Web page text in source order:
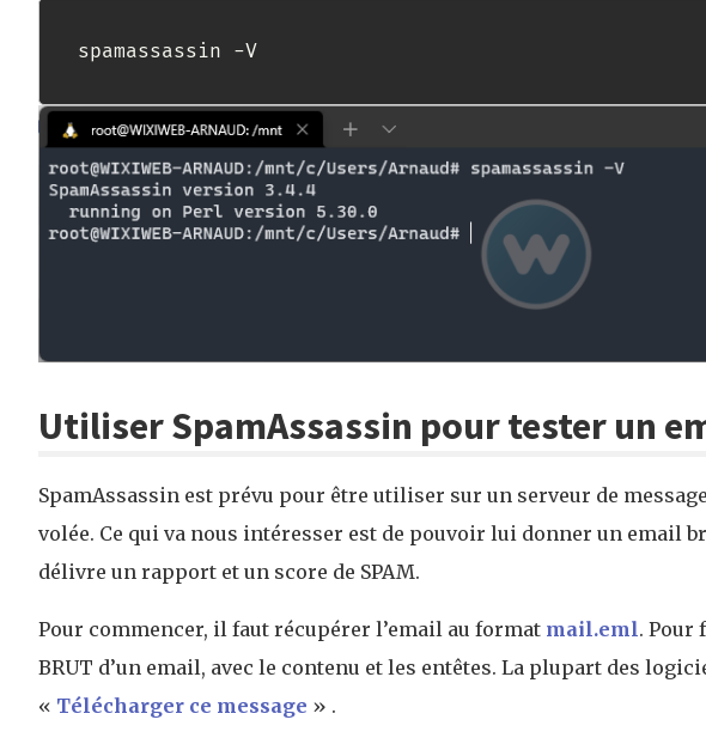
spamassassin -V
Utiliser SpamAssassin pour tester un
SpamAssassin est prévu pour être utiliser sur un serveur de
volée. Ce qui va nous intéresser est de pouvoir lui donner un email
délivre un rapport et un score de SPAM.
Pour commencer, il faut récupérer l’email au format mail.eml. Pour
BRUT d’un email, avec le contenu et les entêtes. La plupart des
« Télécharger ce message » .